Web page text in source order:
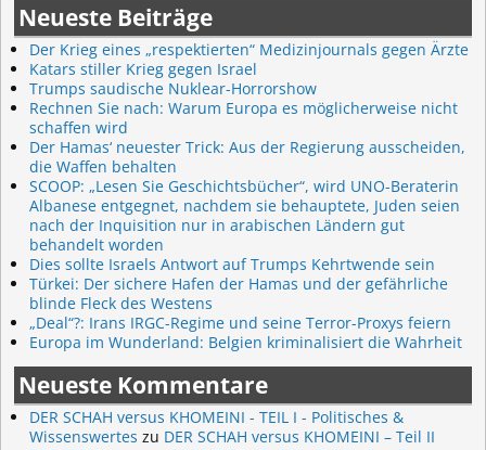
Neueste Beiträge
Der Krieg eines „respektierten“ Medizinjournals gegen Ärzte
Katars stiller Krieg gegen Israel
Trumps saudische Nuklear-Horrorshow
Rechnen Sie nach: Warum Europa es möglicherweise nicht
schaffen wird
Der Hamas‘ neuester Trick: Aus der Regierung ausscheiden,
die Waffen behalten
SCOOP: „Lesen Sie Geschichtsbücher“, wird UNO-Beraterin
Albanese entgegnet, nachdem sie behauptete, Juden seien
nach der Inquisition nur in arabischen Ländern gut
behandelt worden
Dies sollte Israels Antwort auf Trumps Kehrtwende sein
Türkei: Der sichere Hafen der Hamas und der gefährliche
blinde Fleck des Westens
„Deal“?: Irans IRGC-Regime und seine Terror-Proxys feiern
Europa im Wunderland: Belgien kriminalisiert die Wahrheit
Neueste Kommentare
DER SCHAH versus KHOMEINI - TEIL I - Politisches &
Wissenswertes zu DER SCHAH versus KHOMEINI – Teil II